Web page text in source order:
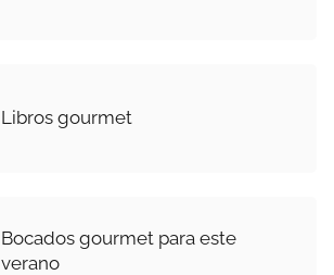
Libros gourmet
Bocados gourmet para este
verano